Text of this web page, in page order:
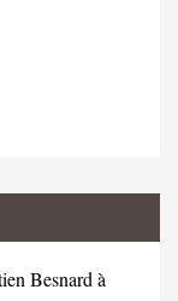
Besnard à